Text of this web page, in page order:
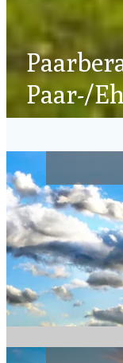
Paar-/